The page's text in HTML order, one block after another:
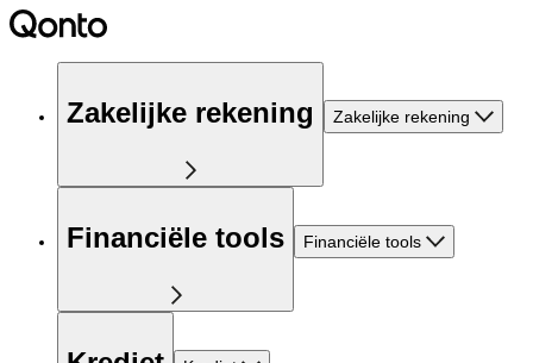
Zakelijke rekening Zakelijke rekening
Financiële tools Financiële tools